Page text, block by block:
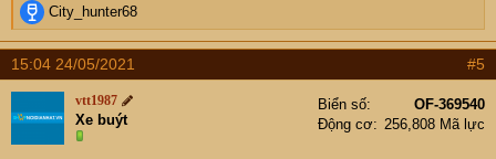
R
e
a
c
t
i
n
City_hunter68
15:04 24/05/2021 #5
vtt1987
Xe buýt
Biển số
OF-369540
Động cơ
256,808 Mã lực